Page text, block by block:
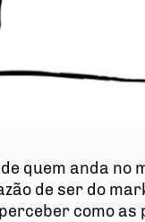
quem anda no
de ser do
como as